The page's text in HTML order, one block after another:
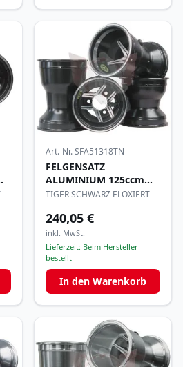
Art.-Nr.SFA51318TN
FELGENSATZ
ALUMINIUM 125ccm
130/180mm
TIGER SCHWARZ ELOXIERT
240,05 €
inkl. MwSt.
Lieferzeit: Beim Hersteller
bestellt
In den Warenkorb